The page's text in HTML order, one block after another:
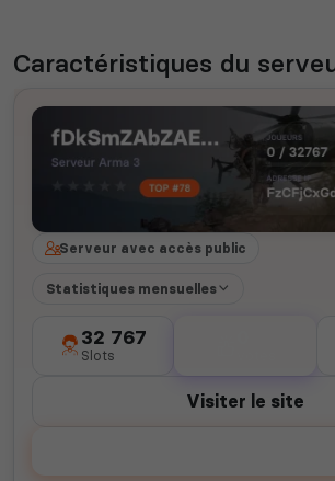
Caractéristiques du
Serveur avec accès public
Statistiques mensuelles
32 767
Slots
Visiter le site